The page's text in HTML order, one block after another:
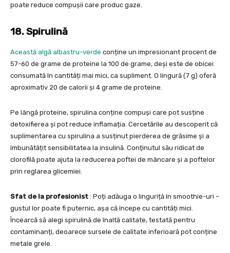
poate reduce compușii care produc gaze.
18. Spirulină
Această algă albastru-verde conține un impresionant procent de
57-60 de grame de proteine la 100 de grame, deși este de obicei
consumată în cantități mai mici, ca supliment. O lingură (7 g) oferă
aproximativ 20 de calorii și 4 grame de proteine.
Pe lângă proteine, spirulina conține compuși care pot susține
detoxifierea și pot reduce inflamația. Cercetările au descoperit că
suplimentarea cu spirulina a susținut pierderea de grăsime și a
îmbunătățit sensibilitatea la insulină. Conținutul său ridicat de
clorofilă poate ajuta la reducerea poftei de mâncare și a poftelor
prin reglarea glicemiei.
Sfat de la profesionist : Poți adăuga o linguriță în smoothie-uri –
gustul lor poate fi puternic, așa că începe cu cantități mici.
Încearcă să alegi spirulină de înaltă calitate, testată pentru
contaminanți, deoarece sursele de calitate inferioară pot conține
metale grele.